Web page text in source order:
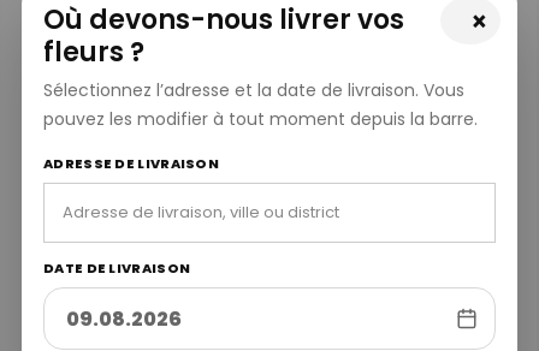
×
Où devons-nous livrer vos
fleurs ?
Sélectionnez l’adresse et la date de livraison. Vous
pouvez les modifier à tout moment depuis la barre.
ADRESSE DE LIVRAISON
DATE DE LIVRAISON